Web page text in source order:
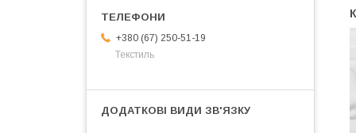
+380 (67) 250-51-19
Текстиль